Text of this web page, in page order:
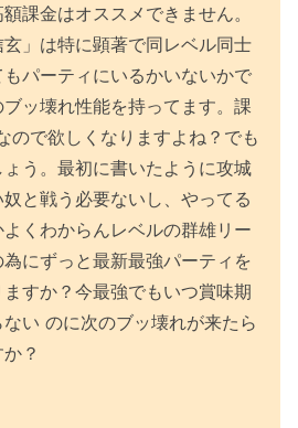
課金はオススメできません。
」は特に顕著で同レベル同士
パーティにいるかいないかで
ッ壊れ性能を持ってます。課
ので欲しくなりますよね？でも
う。最初に書いたように攻城
と戦う必要ないし、やってる
くわからんレベルの群雄リー
にずっと最新最強パーティを
すか？今最強でもいつ賞味期
い のに次のブッ壊れが来たら
？